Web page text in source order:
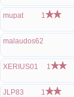
mupat 1
malaudos62
XERIUS01 1
JLP83 1